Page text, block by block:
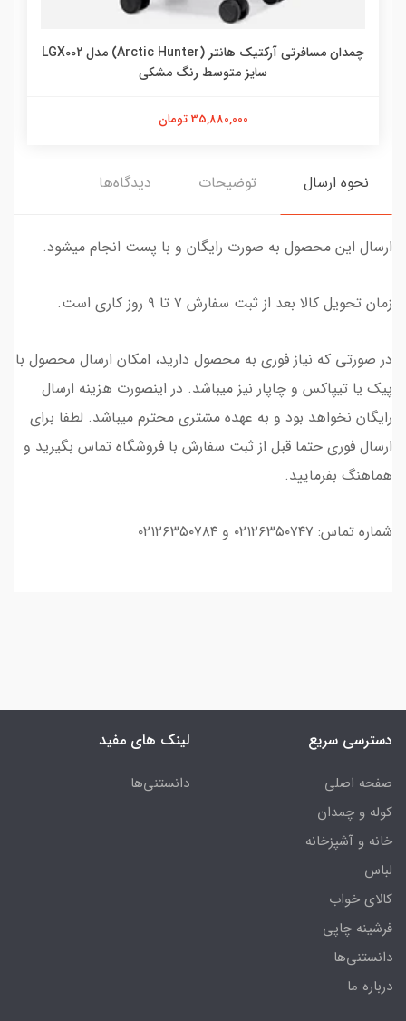
چمدان مسافرتی آرکتیک هانتر (Arctic Hunter) مدل LGX002
سایز متوسط رنگ مشکی
35,880,000 تومان
نحوه ارسال توضیحات دیدگاه‌ها
ارسال این محصول به صورت رایگان و با پست انجام میشود.
زمان تحویل کالا بعد از ثبت سفارش ۷ تا ۹ روز کاری است.
در صورتی که نیاز فوری به محصول دارید، امکان ارسال محصول با
پیک یا تیپاکس و چاپار نیز میباشد. در اینصورت هزینه ارسال
رایگان نخواهد بود و به عهده مشتری محترم میباشد. لطفا برای
ارسال فوری حتما قبل از ثبت سفارش با فروشگاه تماس بگیرید و
هماهنگ بفرمایید.
شماره تماس‌: ۰۲۱۲۶۳۵۰۷۴۷ و ۰۲۱۲۶۳۵۰۷۸۴
دسترسی سریع
صفحه اصلی
کوله و چمدان
خانه و آشپزخانه
لباس
کالای خواب
فرشینه چاپی
دانستنی‌ها
درباره ما
لینک های مفید
دانستنی‌ها